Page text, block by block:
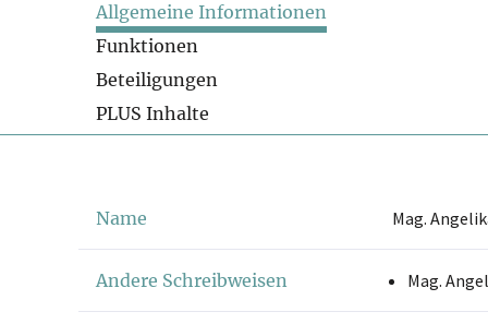
Allgemeine Informationen
Funktionen
Beteiligungen
PLUS Inhalte
Name Mag.
Andere Schreibweisen Mag.